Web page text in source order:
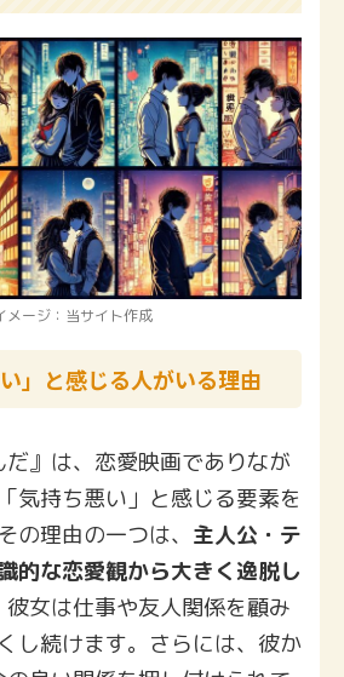
メージ：当サイト作成
い」と感じる人がいる理由
』は、恋愛映画でありなが
気持ち悪い」と感じる要素を
の理由の一つは、 主人公・テ
的な恋愛観から大きく逸脱し
彼女は仕事や友人関係を顧み
し続けます。さらには、彼か